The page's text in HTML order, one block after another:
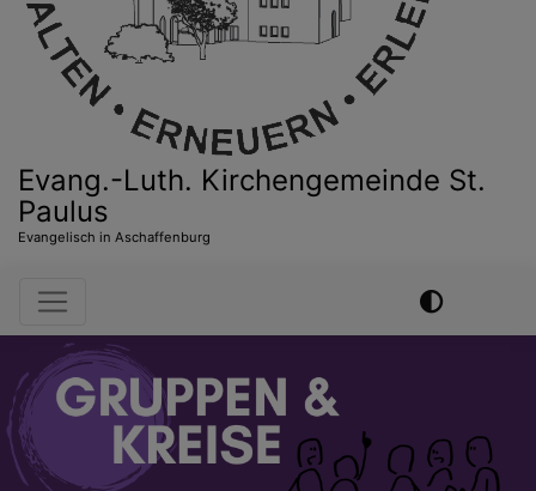
Evang.-Luth. Kirchengemeinde St.
Paulus
Evangelisch in Aschaffenburg
Hauptnavigation